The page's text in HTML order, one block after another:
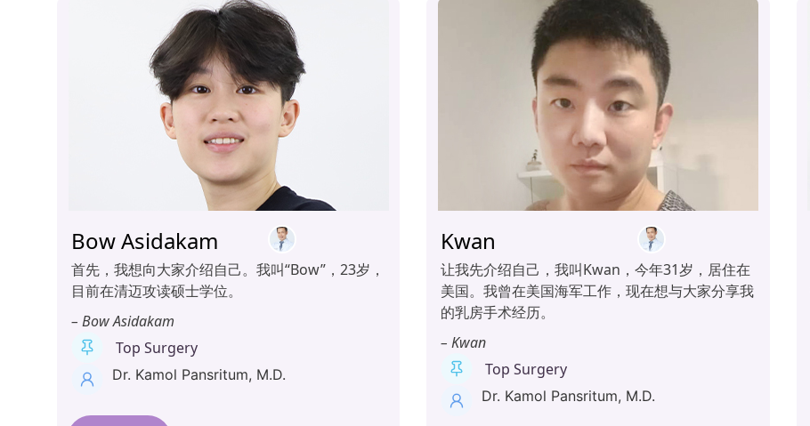
Bow Asidakam
首先，我想向大家介绍自己。我叫“Bow”，23岁，
目前在清迈攻读硕士学位。
– Bow Asidakam
Top Surgery
Dr. Kamol Pansritum, M.D.
Kwan
让我先介绍自己，我叫Kwan，今年31岁，居住在
美国。我曾在美国海军工作，现在想与大家分享我
的乳房手术经历。
– Kwan
Top Surgery
Dr. Kamol Pansritum, M.D.